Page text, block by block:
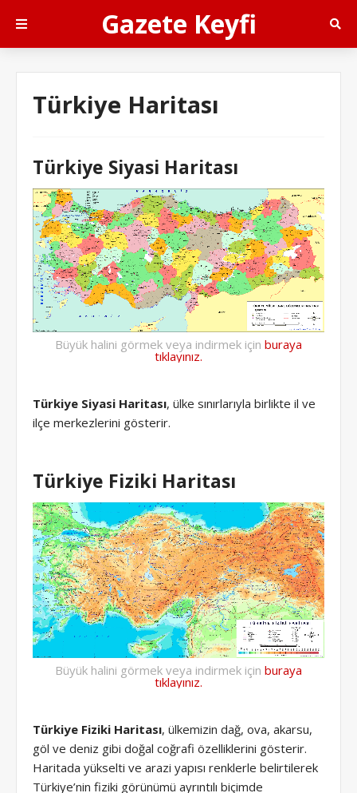
Gazete Keyfi
Türkiye Haritası
Türkiye Siyasi Haritası
Büyük halini görmek veya indirmek için buraya
tıklayınız.
Türkiye Siyasi Haritası, ülke sınırlarıyla birlikte il ve
ilçe merkezlerini gösterir.
Türkiye Fiziki Haritası
Büyük halini görmek veya indirmek için buraya
tıklayınız.
Türkiye Fiziki Haritası, ülkemizin dağ, ova, akarsu,
göl ve deniz gibi doğal coğrafi özelliklerini gösterir.
Haritada yükselti ve arazi yapısı renklerle belirtilerek
Türkiye’nin fiziki görünümü ayrıntılı biçimde